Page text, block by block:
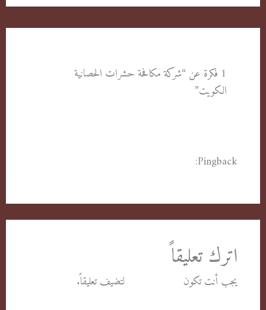
1 فكرة عن “شركة مكافحة حشرات الحصانية
الكويت”
Pingback:
اترك تعليقاً
يجب أنت تكون لتضيف تعليقاً.